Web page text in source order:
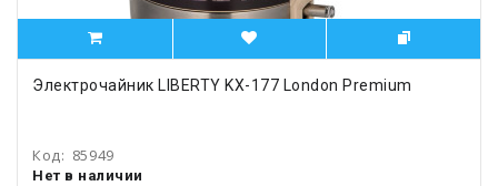
Электрочайник LIBERTY KX-177 London Premium
Код: 85949
Нет в наличии